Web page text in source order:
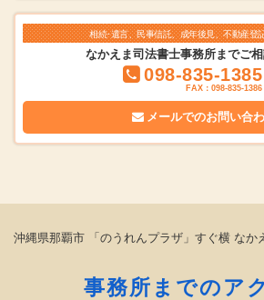
相続･遺言、民事信託、成年後見、不動産登
なかえま司法書士事務所までご相
098-835-1385
FAX：098-835-1386
メールでのお問い合
沖縄県那覇市 「のうれんプラザ」すぐ横 なか
事務所までのア